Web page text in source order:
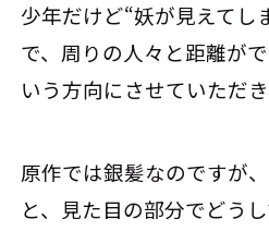
少年だけど“妖が見えてし
で、周りの人々と距離が
いう方向にさせていただき
原作では銀髪なのですが
と、見た目の部分でどう